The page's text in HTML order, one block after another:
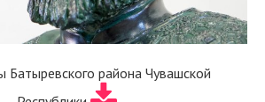
Батыревского района Чувашской